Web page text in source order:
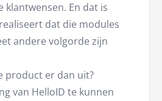
klantwensen. En dat is
dat die modules
andere volgorde zijn
product er dan uit?
van HelloID te kunnen